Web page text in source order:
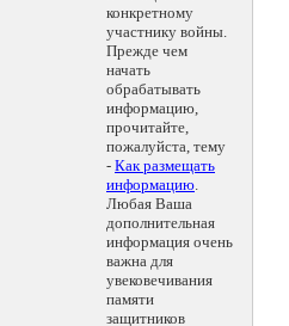
конкретному
участнику войны.
Прежде чем
начать
обрабатывать
информацию,
прочитайте,
пожалуйста, тему
- Как размещать
информацию.
Любая Ваша
дополнительная
информация очень
важна для
увековечивания
памяти
защитников